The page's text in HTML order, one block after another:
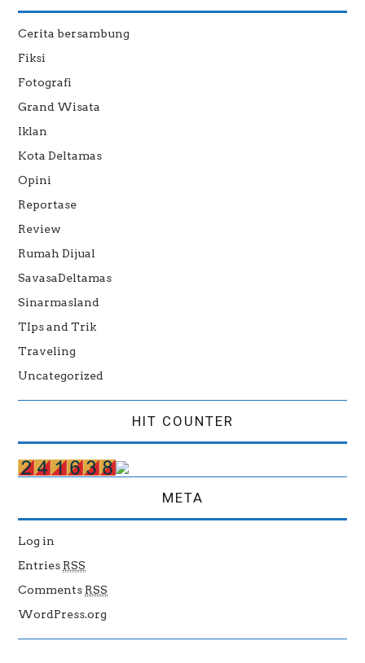
Cerita bersambung
Fiksi
Fotografi
Grand Wisata
Iklan
Kota Deltamas
Opini
Reportase
Review
Rumah Dijual
SavasaDeltamas
Sinarmasland
TIps and Trik
Traveling
Uncategorized
HIT COUNTER
META
Log in
Entries RSS
Comments RSS
WordPress.org